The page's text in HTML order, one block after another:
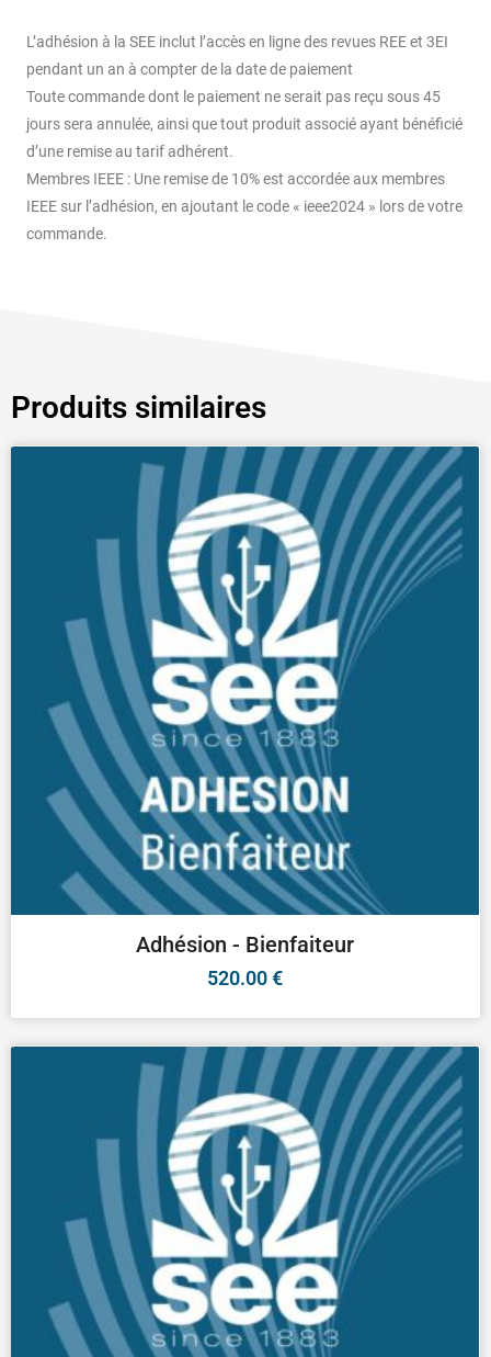
L’adhésion à la SEE inclut l’accès en ligne des revues REE et 3EI
pendant un an à compter de la date de paiement
Toute commande dont le paiement ne serait pas reçu sous 45
jours sera annulée, ainsi que tout produit associé ayant bénéficié
d’une remise au tarif adhérent.
Membres IEEE : Une remise de 10% est accordée aux membres
IEEE sur l’adhésion, en ajoutant le code « ieee2024 » lors de votre
commande.
Produits similaires
Adhésion - Bienfaiteur
520.00€